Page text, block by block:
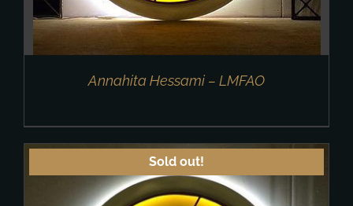
Annahita Hessami – LMFAO
Sold out!